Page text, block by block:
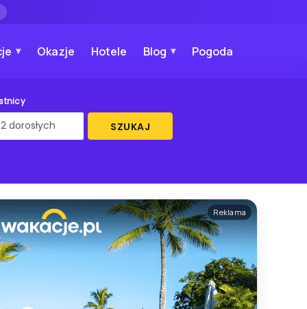
Okazje Hotele Blog Pogoda
SZUKAJ
Reklama